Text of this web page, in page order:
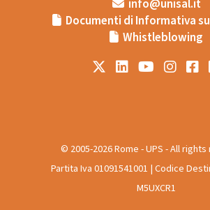
info@unisal.it
Documenti di Informativa
Whistleblowing
© 2005-2026 Rome - UPS - All
Partita Iva 01091541001 | Codice
M5UXCR1